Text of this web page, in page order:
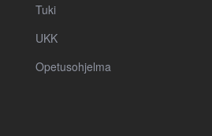
Tuki
UKK
Opetusohjelma